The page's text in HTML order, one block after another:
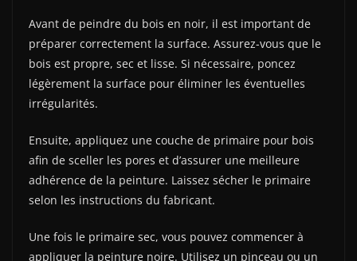
Avant de peindre du bois en noir, il est important de
préparer correctement la surface. Assurez-vous que le
bois est propre, sec et lisse. Si nécessaire, poncez
légèrement la surface pour éliminer les éventuelles
irrégularités.
Ensuite, appliquez une couche de primaire pour bois
afin de sceller les pores et d’assurer une meilleure
adhérence de la peinture. Laissez sécher le primaire
selon les instructions du fabricant.
Une fois le primaire sec, vous pouvez commencer à
appliquer la peinture noire. Utilisez un pinceau ou un